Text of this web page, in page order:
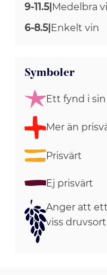
9-11.5|Medelbra
6-8.5|Enkelt vin
Symboler
Ett fynd i
Mer än
Prisvärt
Ej prisvärt
Anger att
viss